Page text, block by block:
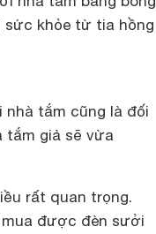
sức khỏe từ tia hồng
nhà tắm cũng là đối
tắm giả sẽ vừa
rất quan trọng.
được đèn sưởi